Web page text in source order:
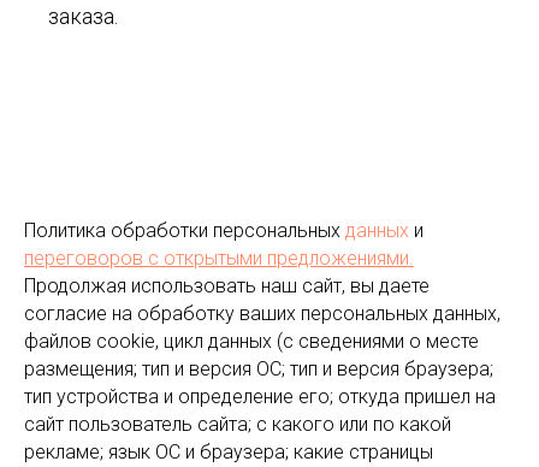
заказа.
Политика обработки персональных данных и
переговоров с открытыми предложениями.
Продолжая использовать наш сайт, вы даете
согласие на обработку ваших персональных данных,
файлов cookie, цикл данных (с сведениями о месте
размещения; тип и версия ОС; тип и версия браузера;
тип устройства и определение его; откуда пришел на
сайт пользователь сайта; с какого или по какой
рекламе; язык ОС и браузера; какие страницы